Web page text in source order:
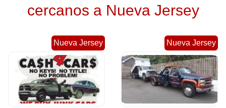
cercanos a Nueva Jersey
Nueva Jersey Nueva Jersey